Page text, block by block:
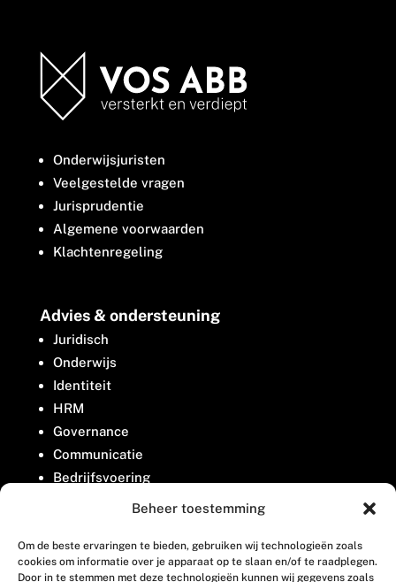
Beheer toestemming
Om de beste ervaringen te bieden, gebruiken wij technologieën zoals
cookies om informatie over je apparaat op te slaan en/of te raadplegen.
Door in te stemmen met deze technologieën kunnen wij gegevens zoals
Onderwijsjuristen
Veelgestelde vragen
Jurisprudentie
Algemene voorwaarden
Klachtenregeling
Advies & ondersteuning
Juridisch
Onderwijs
Identiteit
HRM
Governance
Communicatie
Bedrijfsvoering
Belangenbehartiging
Contact